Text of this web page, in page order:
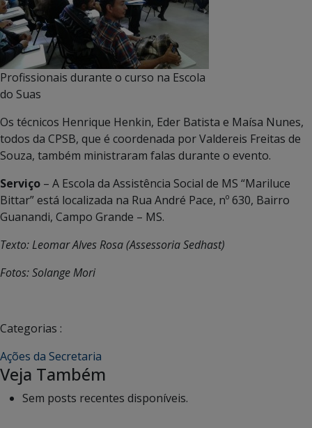
Profissionais durante o curso na Escola
do Suas
Os técnicos Henrique Henkin, Eder Batista e Maísa Nunes,
todos da CPSB, que é coordenada por Valdereis Freitas de
Souza, também ministraram falas durante o evento.
Serviço – A Escola da Assistência Social de MS “Mariluce
Bittar” está localizada na Rua André Pace, nº 630, Bairro
Guanandi, Campo Grande – MS.
Texto: Leomar Alves Rosa (Assessoria Sedhast)
Fotos: Solange Mori
Categorias :
Ações da Secretaria
Veja Também
Sem posts recentes disponíveis.